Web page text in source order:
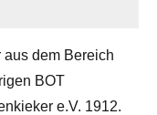
dem Bereich
BOT
e.V. 1912.